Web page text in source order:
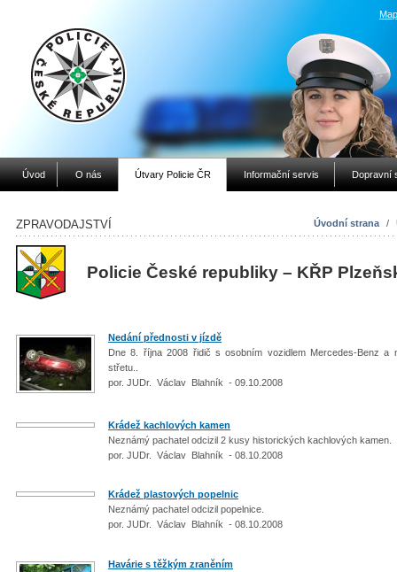
Úvod O nás Útvary Policie ČR Informační servis Dopravní
Úvodní strana /
ZPRAVODAJSTVÍ
Policie České republiky – KŘP
Nedání přednosti v jízdě
Dne 8. října 2008 řidič s osobním vozidlem Mercedes-Benz a
střetu..
por. JUDr. Václav Blahník - 09.10.2008
Krádež kachlových kamen
Neznámý pachatel odcizil 2 kusy historických kachlových kamen.
por. JUDr. Václav Blahník - 08.10.2008
Krádež plastových popelnic
Neznámý pachatel odcizil popelnice.
por. JUDr. Václav Blahník - 08.10.2008
Havárie s těžkým zraněním